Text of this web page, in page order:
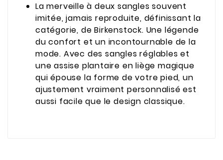
La merveille à deux sangles souvent
imitée, jamais reproduite, définissant la
catégorie, de Birkenstock. Une légende
du confort et un incontournable de la
mode. Avec des sangles réglables et
une assise plantaire en liège magique
qui épouse la forme de votre pied, un
ajustement vraiment personnalisé est
aussi facile que le design classique.